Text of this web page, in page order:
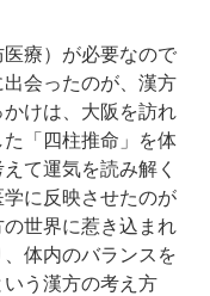
医療）が必要なので
会ったのが、漢方
けは、大阪を訪れ
「四柱推命」を体
て運気を読み解く
学に反映させたのが
の世界に惹き込まれ
体内のバランスを
う漢方の考え方